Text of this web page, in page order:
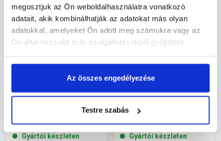
megosztjuk az Ön weboldalhasználatra vonatkozó
adatait, akik kombinálhatják az adatokat más olyan
adatokkal, amelyeket Ön adott meg számukra vagy az
Ön által használt más szolgáltatásokból gyűjtöttek.
Az összes engedélyezése
Testre szabás
Masterplast
Gyártói készleten
Masterplast
Thermomaster akril
Gyártói készleten